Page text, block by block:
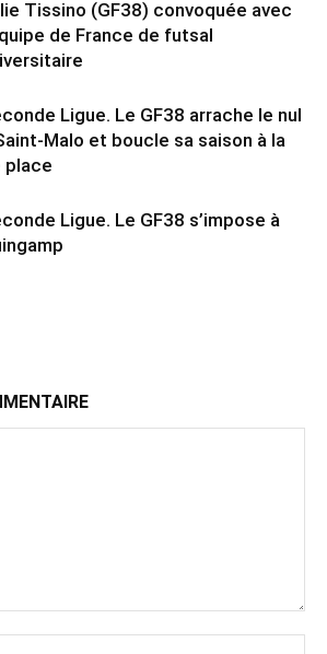
Tissino (GF38) convoquée avec
de France de futsal
Ligue. Le GF38 arrache le nul
Malo et boucle sa saison à la
place
Ligue. Le GF38 s’impose à